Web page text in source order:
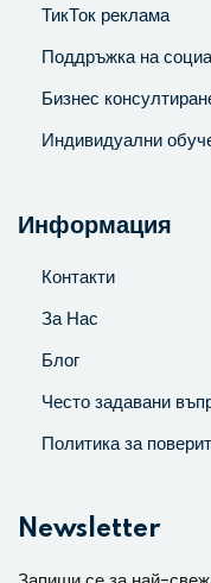
ТикТок реклама
Поддръжка на
Бизнес
Индивидуални
Информация
Контакти
За Нас
Блог
Често задавани
Политика за
Newsletter